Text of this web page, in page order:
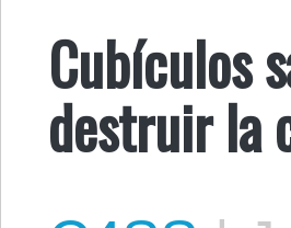
Cubículos
destruir la